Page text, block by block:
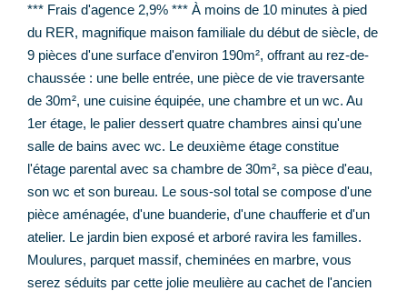
*** Frais d'agence 2,9% *** À moins de 10 minutes à pied
du RER, magnifique maison familiale du début de siècle, de
9 pièces d'une surface d'environ 190m², offrant au rez-de-
chaussée : une belle entrée, une pièce de vie traversante
de 30m², une cuisine équipée, une chambre et un wc. Au
1er étage, le palier dessert quatre chambres ainsi qu'une
salle de bains avec wc. Le deuxième étage constitue
l'étage parental avec sa chambre de 30m², sa pièce d'eau,
son wc et son bureau. Le sous-sol total se compose d'une
pièce aménagée, d'une buanderie, d'une chaufferie et d'un
atelier. Le jardin bien exposé et arboré ravira les familles.
Moulures, parquet massif, cheminées en marbre, vous
serez séduits par cette jolie meulière au cachet de l'ancien